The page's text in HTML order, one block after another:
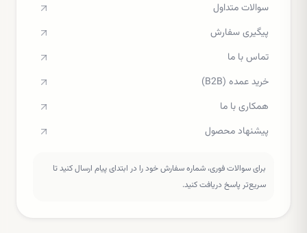
سوالات متداول
پیگیری سفارش
تماس با ما
خرید عمده (B2B)
همکاری با ما
پیشنهاد محصول
برای سوالات فوری، شماره سفارش خود را در ابتدای پیام ارسال کنید تا
سریع‌تر پاسخ دریافت کنید.